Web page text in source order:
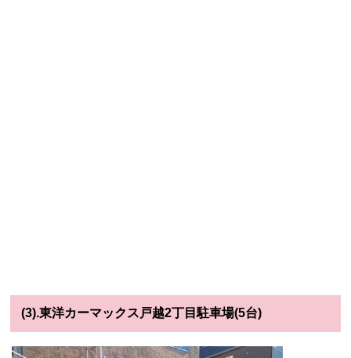
(3).東洋カーマックス戸越2丁目駐車場(5台)